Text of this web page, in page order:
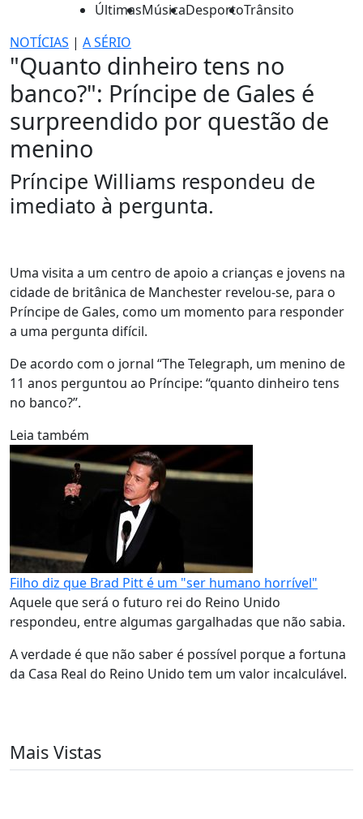
ÚltimasMúsicaDesportoTrânsito
NOTÍCIAS | A SÉRIO
"Quanto dinheiro tens no
banco?": Príncipe de Gales é
surpreendido por questão de
menino
Príncipe Williams respondeu de
imediato à pergunta.
Uma visita a um centro de apoio a crianças e jovens na
cidade de britânica de Manchester revelou-se, para o
Príncipe de Gales, como um momento para responder
a uma pergunta difícil.
De acordo com o jornal “The Telegraph, um menino de
11 anos perguntou ao Príncipe: “quanto dinheiro tens
no banco?”.
Leia também
Filho diz que Brad Pitt é um "ser humano horrível"
Aquele que será o futuro rei do Reino Unido
respondeu, entre algumas gargalhadas que não sabia.
A verdade é que não saber é possível porque a fortuna
da Casa Real do Reino Unido tem um valor incalculável.
Mais Vistas